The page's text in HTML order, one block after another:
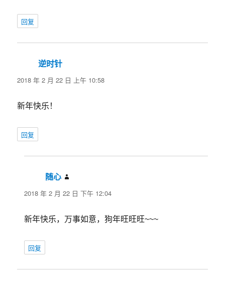
回复
逆时针
道：
2018 年 2 月 22 日 上午 10:58
新年快乐！
回复
随心
道：
2018 年 2 月 22 日 下午 12:04
新年快乐，万事如意，狗年旺旺旺~~~
回复